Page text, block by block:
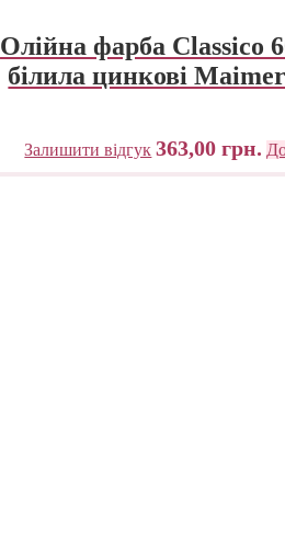
Олійна фарба Classico
білила цинкові
Залишити відгук 363,00грн.